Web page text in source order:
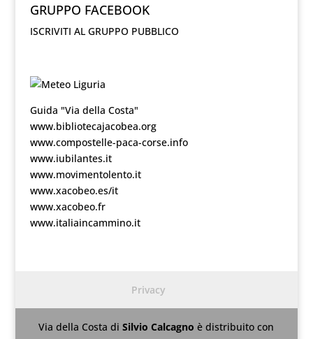
GRUPPO FACEBOOK
ISCRIVITI AL GRUPPO PUBBLICO
Guida "Via della Costa"
www.bibliotecajacobea.org
www.compostelle-paca-corse.info
www.iubilantes.it
www.movimentolento.it
www.xacobeo.es/it
www.xacobeo.fr
www.italiaincammino.it
Privacy
Via della Costa diSilvio Calcagnoè distribuito con